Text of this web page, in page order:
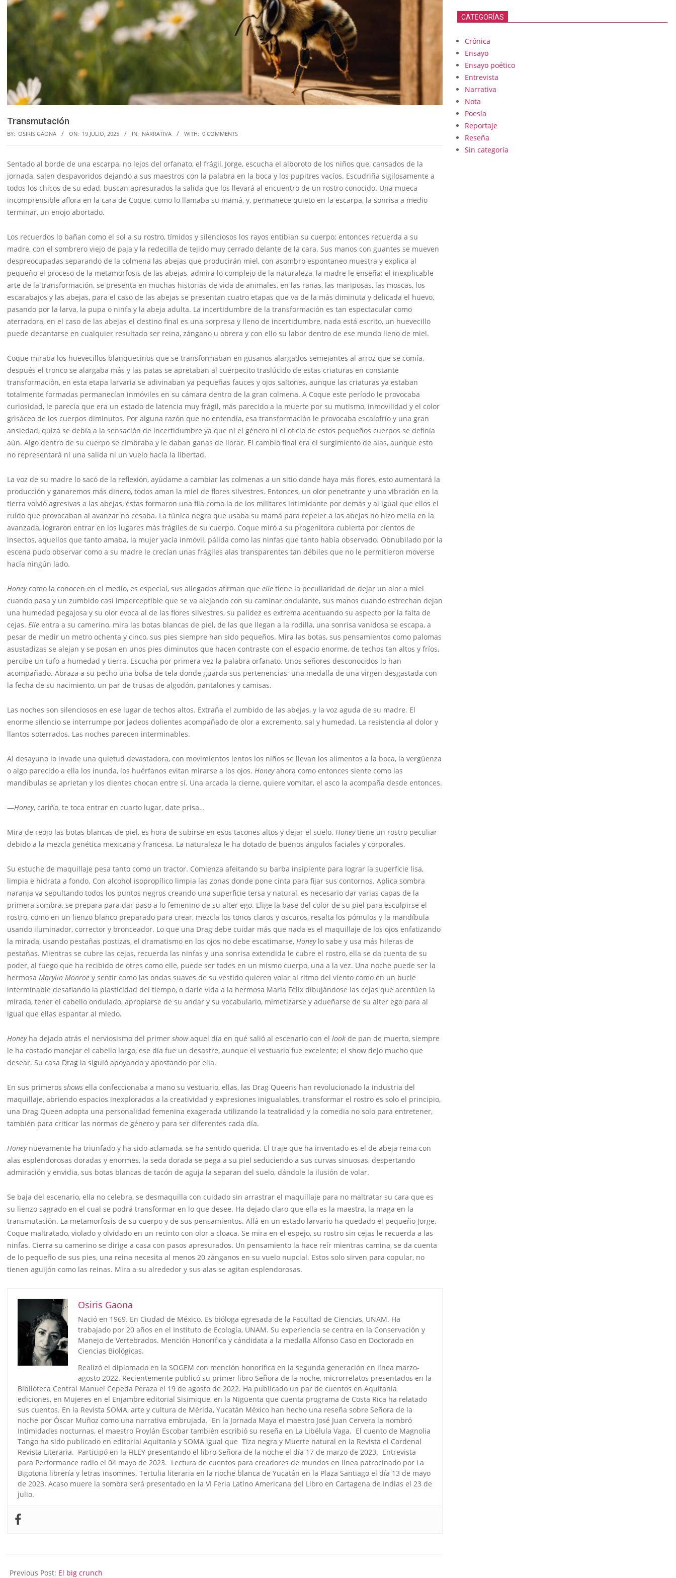
Transmutación
BY: OSIRIS GAONA ON: 19 JULIO, 2025 IN: NARRATIVA WITH: 0 COMMENTS
Sentado al borde de una escarpa, no lejos del orfanato, el frágil, Jorge, escucha el alboroto de los niños que, cansados de la
jornada, salen despavoridos dejando a sus maestros con la palabra en la boca y los pupitres vacíos. Escudriña sigilosamente a
todos los chicos de su edad, buscan apresurados la salida que los llevará al encuentro de un rostro conocido. Una mueca
incomprensible aflora en la cara de Coque, como lo llamaba su mamá, y, permanece quieto en la escarpa, la sonrisa a medio
terminar, un enojo abortado.
Los recuerdos lo bañan como el sol a su rostro, tímidos y silenciosos los rayos entibian su cuerpo; entonces recuerda a su
madre, con el sombrero viejo de paja y la redecilla de tejido muy cerrado delante de la cara. Sus manos con guantes se mueven
despreocupadas separando de la colmena las abejas que producirán miel, con asombro espontaneo muestra y explica al
pequeño el proceso de la metamorfosis de las abejas, admira lo complejo de la naturaleza, la madre le enseña: el inexplicable
arte de la transformación, se presenta en muchas historias de vida de animales, en las ranas, las mariposas, las moscas, los
escarabajos y las abejas, para el caso de las abejas se presentan cuatro etapas que va de la más diminuta y delicada el huevo,
pasando por la larva, la pupa o ninfa y la abeja adulta. La incertidumbre de la transformación es tan espectacular como
aterradora, en el caso de las abejas el destino final es una sorpresa y lleno de incertidumbre, nada está escrito, un huevecillo
puede decantarse en cualquier resultado ser reina, zángano u obrera y con ello su labor dentro de ese mundo lleno de miel.
Coque miraba los huevecillos blanquecinos que se transformaban en gusanos alargados semejantes al arroz que se comía,
después el tronco se alargaba más y las patas se apretaban al cuerpecito traslúcido de estas criaturas en constante
transformación, en esta etapa larvaria se adivinaban ya pequeñas fauces y ojos saltones, aunque las criaturas ya estaban
totalmente formadas permanecían inmóviles en su cámara dentro de la gran colmena. A Coque este período le provocaba
curiosidad, le parecía que era un estado de latencia muy frágil, más parecido a la muerte por su mutismo, inmovilidad y el color
grisáceo de los cuerpos diminutos. Por alguna razón que no entendía, esa transformación le provocaba escalofrío y una gran
ansiedad, quizá se debía a la sensación de incertidumbre ya que ni el género ni el oficio de estos pequeños cuerpos se definía
aún. Algo dentro de su cuerpo se cimbraba y le daban ganas de llorar. El cambio final era el surgimiento de alas, aunque esto
no representará ni una salida ni un vuelo hacía la libertad.
La voz de su madre lo sacó de la reflexión, ayúdame a cambiar las colmenas a un sitio donde haya más flores, esto aumentará la
producción y ganaremos más dinero, todos aman la miel de flores silvestres. Entonces, un olor penetrante y una vibración en la
tierra volvió agresivas a las abejas, éstas formaron una fila como la de los militares intimidante por demás y al igual que ellos el
ruido que provocaban al avanzar no cesaba. La túnica negra que usaba su mamá para repeler a las abejas no hizo mella en la
avanzada, lograron entrar en los lugares más frágiles de su cuerpo. Coque miró a su progenitora cubierta por cientos de
insectos, aquellos que tanto amaba, la mujer yacía inmóvil, pálida como las ninfas que tanto había observado. Obnubilado por la
escena pudo observar como a su madre le crecían unas frágiles alas transparentes tan débiles que no le permitieron moverse
hacía ningún lado.
Honeycomo la conocen en el medio, es especial, sus allegados afirman que elle tiene la peculiaridad de dejar un olor a miel
cuando pasa y un zumbido casi imperceptible que se va alejando con su caminar ondulante, sus manos cuando estrechan dejan
una humedad pegajosa y su olor evoca al de las flores silvestres, su palidez es extrema acentuando su aspecto por la falta de
cejas. Elle entra a su camerino, mira las botas blancas de piel, de las que llegan a la rodilla, una sonrisa vanidosa se escapa, a
pesar de medir un metro ochenta y cinco, sus pies siempre han sido pequeños. Mira las botas, sus pensamientos como palomas
asustadizas se alejan y se posan en unos pies diminutos que hacen contraste con el espacio enorme, de techos tan altos y fríos,
percibe un tufo a humedad y tierra. Escucha por primera vez la palabra orfanato. Unos señores desconocidos lo han
acompañado. Abraza a su pecho una bolsa de tela donde guarda sus pertenencias; una medalla de una virgen desgastada con
la fecha de su nacimiento, un par de trusas de algodón, pantalones y camisas.
Las noches son silenciosos en ese lugar de techos altos. Extraña el zumbido de las abejas, y la voz aguda de su madre. El
enorme silencio se interrumpe por jadeos dolientes acompañado de olor a excremento, sal y humedad. La resistencia al dolor y
llantos soterrados. Las noches parecen interminables.
Al desayuno lo invade una quietud devastadora, con movimientos lentos los niños se llevan los alimentos a la boca, la vergüenza
o algo parecido a ella los inunda, los huérfanos evitan mirarse a los ojos. Honeyahora como entonces siente como las
mandíbulas se aprietan y los dientes chocan entre sí. Una arcada la cierne, quiere vomitar, el asco la acompaña desde entonces.
—Honey, cariño, te toca entrar en cuarto lugar, date prisa…
Mira de reojo las botas blancas de piel, es hora de subirse en esos tacones altos y dejar el suelo. Honeytiene un rostro peculiar
debido a la mezcla genética mexicana y francesa. La naturaleza le ha dotado de buenos ángulos faciales y corporales.
Su estuche de maquillaje pesa tanto como un tractor. Comienza afeitando su barba insipiente para lograr la superficie lisa,
limpia e hidrata a fondo. Con alcohol isopropílico limpia las zonas donde pone cinta para fijar sus contornos. Aplica sombra
naranja va sepultando todos los puntos negros creando una superficie tersa y natural, es necesario dar varias capas de la
primera sombra, se prepara para dar paso a lo femenino de su alter ego. Elige la base del color de su piel para esculpirse el
rostro, como en un lienzo blanco preparado para crear, mezcla los tonos claros y oscuros, resalta los pómulos y la mandíbula
usando iluminador, corrector y bronceador. Lo que una Drag debe cuidar más que nada es el maquillaje de los ojos enfatizando
la mirada, usando pestañas postizas, el dramatismo en los ojos no debe escatimarse, Honeylo sabe y usa más hileras de
pestañas. Mientras se cubre las cejas, recuerda las ninfas y una sonrisa extendida le cubre el rostro, ella se da cuenta de su
poder, al fuego que ha recibido de otres como elle, puede ser todes en un mismo cuerpo, una a la vez. Una noche puede ser la
hermosa Marylin Monroe y sentir como las ondas suaves de su vestido quieren volar al ritmo del viento como en un bucle
interminable desafiando la plasticidad del tiempo, o darle vida a la hermosa María Félix dibujándose las cejas que acentúen la
mirada, tener el cabello ondulado, apropiarse de su andar y su vocabulario, mimetizarse y adueñarse de su alter ego para al
igual que ellas espantar al miedo.
Honeyha dejado atrás el nerviosismo del primer showaquel día en qué salió al escenario con el look de pan de muerto, siempre
le ha costado manejar el cabello largo, ese día fue un desastre, aunque el vestuario fue excelente; el show dejo mucho que
desear. Su casa Drag la siguió apoyando y apostando por ella.
En sus primeros shows ella confeccionaba a mano su vestuario, ellas, las Drag Queens han revolucionado la industria del
maquillaje, abriendo espacios inexplorados a la creatividad y expresiones inigualables, transformar el rostro es solo el principio,
una Drag Queen adopta una personalidad femenina exagerada utilizando la teatralidad y la comedia no solo para entretener,
también para criticar las normas de género y para ser diferentes cada día.
Honeynuevamente ha triunfado y ha sido aclamada, se ha sentido querida. El traje que ha inventado es el de abeja reina con
alas esplendorosas doradas y enormes, la seda dorada se pega a su piel seduciendo a sus curvas sinuosas, despertando
admiración y envidia, sus botas blancas de tacón de aguja la separan del suelo, dándole la ilusión de volar.
Se baja del escenario, ella no celebra, se desmaquilla con cuidado sin arrastrar el maquillaje para no maltratar su cara que es
su lienzo sagrado en el cual se podrá transformar en lo que desee. Ha dejado claro que ella es la maestra, la maga en la
transmutación. La metamorfosis de su cuerpo y de sus pensamientos. Allá en un estado larvario ha quedado el pequeño Jorge,
Coque maltratado, violado y olvidado en un recinto con olor a cloaca. Se mira en el espejo, su rostro sin cejas le recuerda a las
ninfas. Cierra su camerino se dirige a casa con pasos apresurados. Un pensamiento la hace reír mientras camina, se da cuenta
de lo pequeño de sus pies, una reina necesita al menos 20 zánganos en su vuelo nupcial. Estos solo sirven para copular, no
tienen aguijón como las reinas. Mira a su alrededor y sus alas se agitan esplendorosas.
Osiris Gaona
Nació en 1969. En Ciudad de México. Es bióloga egresada de la Facultad de Ciencias, UNAM. Ha
trabajado por 20 años en el Instituto de Ecología, UNAM. Su experiencia se centra en la Conservación y
Manejo de Vertebrados. Mención Honorífica y cándidata a la medalla Alfonso Caso en Doctorado en
Ciencias Biológicas.
Realizó el diplomado en la SOGEM con mención honorífica en la segunda generación en línea marzo-
agosto 2022. Recientemente publicó su primer libro Señora de la noche, microrrelatos presentados en la
Biblióteca Central Manuel Cepeda Peraza el 19 de agosto de 2022. Ha publicado un par de cuentos en Aquitania
ediciones, en Mujeres en el Enjambre editorial Sisimique, en la Nigüenta que cuenta programa de Costa Rica ha relatado
sus cuentos. En la Revista SOMA, arte y cultura de Mérida, Yucatán México han hecho una reseña sobre Señora de la
noche por Óscar Muñoz como una narrativa embrujada. En la Jornada Maya el maestro José Juan Cervera la nombró
Intimidades nocturnas, el maestro Froylán Escobar también escribió su reseña en La Libélula Vaga. El cuento de Magnolia
Tango ha sido publicado en editorial Aquitania y SOMA igual que Tiza negra y Muerte natural en la Revista el Cardenal
Revista Literaria. Participó en la FILEY presentando el libro Señora de la noche el día 17 de marzo de 2023. Entrevista
para Performance radio el 04 mayo de 2023. Lectura de cuentos para creadores de mundos en línea patrocinado por La
Bigotona librería y letras insomnes. Tertulia literaria en la noche blanca de Yucatán en la Plaza Santiago el día 13 de mayo
de 2023. Acaso muere la sombra será presentado en la VI Feria Latino Americana del Libro en Cartagena de Indias el 23 de
julio.
07-
Previous Post: El big crunch
CATEGORÍAS
Crónica
Ensayo
Ensayo poético
Entrevista
Narrativa
Nota
Poesía
Reportaje
Reseña
Sin categoría